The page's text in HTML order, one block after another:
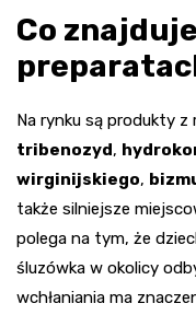
Co
Na rynku są produkty z
tribenozyd,
wirginijskiego,
także silniejsze
polega na tym, że
śluzówka w okolicy
wchłaniania ma